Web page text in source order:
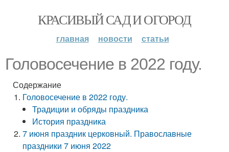
КРАСИВЫЙ САД И ОГОРОД
главная новости статьи
Головосечение в 2022 году.
Содержание
Головосечение в 2022 году.
Традиции и обряды праздника
История праздника
7 июня праздник церковный. Православные
праздники 7 июня 2022